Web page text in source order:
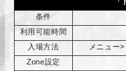
条件
利用可能時間
入場方法
メニュー
Zone設定